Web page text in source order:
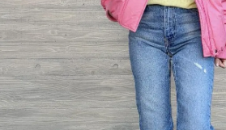
ファッション、ライフ
そしてエクラの美意識を、SNS